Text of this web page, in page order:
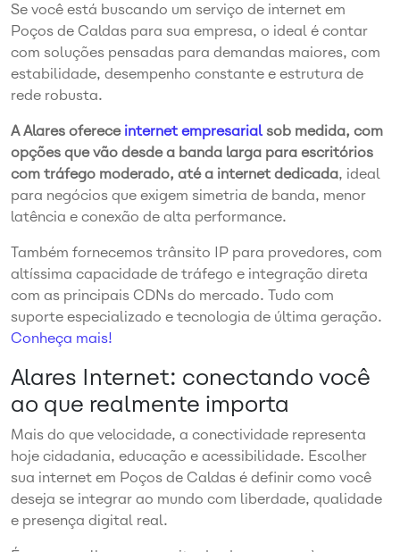
Se você está buscando um serviço de internet em
Poços de Caldas para sua empresa, o ideal é contar
com soluções pensadas para demandas maiores, com
estabilidade, desempenho constante e estrutura de
rede robusta.
A Alares oferece internet empresarialsob medida, com
opções que vão desde a banda larga para escritórios
com tráfego moderado, até a internet dedicada, ideal
para negócios que exigem simetria de banda, menor
latência e conexão de alta performance.
Também fornecemos trânsito IP para provedores, com
altíssima capacidade de tráfego e integração direta
com as principais CDNs do mercado. Tudo com
suporte especializado e tecnologia de última geração.
Conheça mais!
Alares Internet: conectando você
ao que realmente importa
Mais do que velocidade, a conectividade representa
hoje cidadania, educação e acessibilidade. Escolher
sua internet em Poços de Caldas é definir como você
deseja se integrar ao mundo com liberdade, qualidade
e presença digital real.